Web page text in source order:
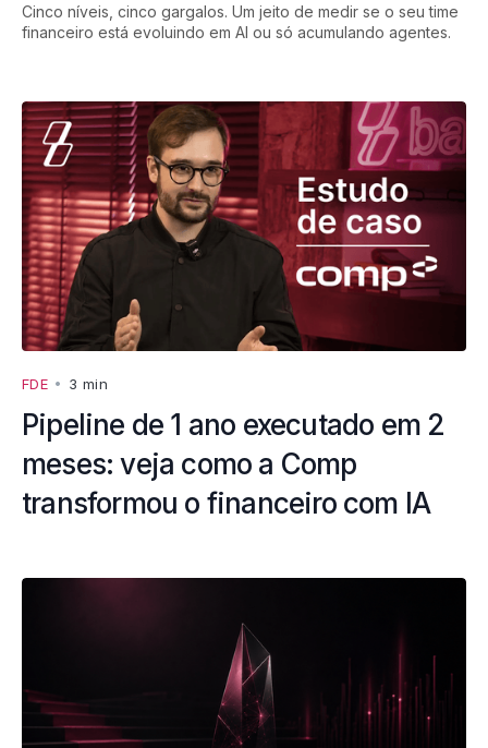
Cinco níveis, cinco gargalos. Um jeito de medir se o seu time
financeiro está evoluindo em AI ou só acumulando agentes.
FDE • 3 min
Pipeline de 1 ano executado em 2
meses: veja como a Comp
transformou o financeiro com IA